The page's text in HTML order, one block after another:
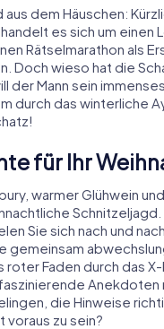
dem Häuschen:
es sich um einen
Rätselmarathon als
Doch wieso hat die
der Mann sein
durch das winterliche
für Ihr
warmer Glühwein
Sie sich nach und
gemeinsam
Faden durch das
Anekdoten
die Hinweise
zu sein?